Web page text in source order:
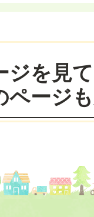
ジを見
ページ